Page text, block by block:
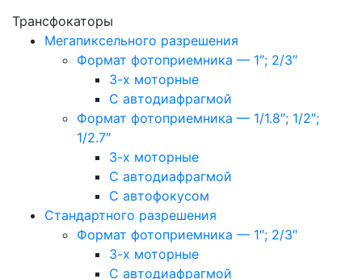
Трансфокаторы
Мегапиксельного разрешения
Формат фотоприемника — 1″; 2/3″
3-х моторные
С автодиафрагмой
Формат фотоприемника — 1/1.8″; 1/2″;
1/2.7″
3-х моторные
С автодиафрагмой
С автофокусом
Стандартного разрешения
Формат фотоприемника — 1″; 2/3″
3-х моторные
С автодиафрагмой